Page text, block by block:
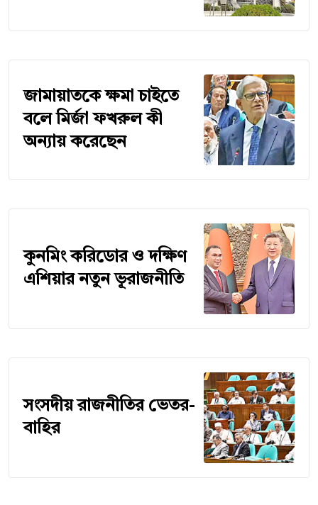
জামায়াতকে ক্ষমা চাইতে
বলে মির্জা ফখরুল কী
অন্যায় করেছেন
কুনমিং করিডোর ও দক্ষিণ
এশিয়ার নতুন ভূরাজনীতি
সংসদীয় রাজনীতির ভেতর-
বাহির